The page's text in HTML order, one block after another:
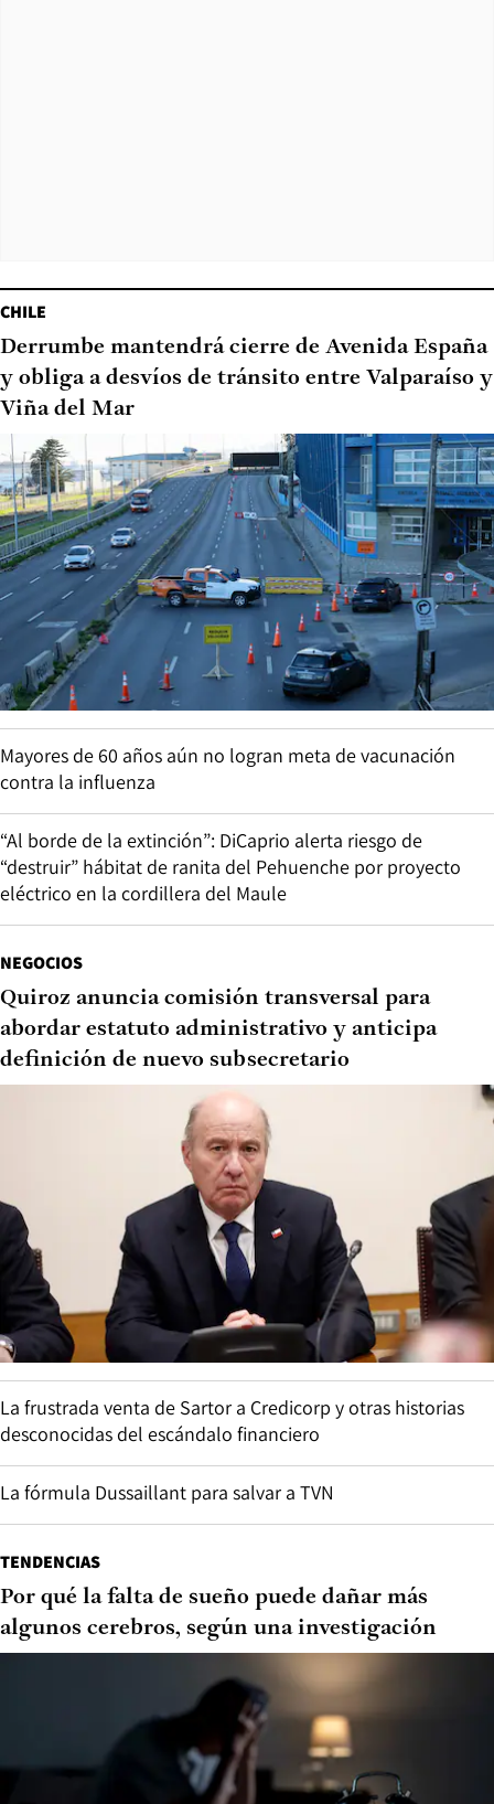
CHILE
Derrumbe mantendrá cierre de Avenida España
y obliga a desvíos de tránsito entre Valparaíso y
Viña del Mar
Mayores de 60 años aún no logran meta de vacunación
contra la influenza
“Al borde de la extinción”: DiCaprio alerta riesgo de
“destruir” hábitat de ranita del Pehuenche por proyecto
eléctrico en la cordillera del Maule
NEGOCIOS
Quiroz anuncia comisión transversal para
abordar estatuto administrativo y anticipa
definición de nuevo subsecretario
La frustrada venta de Sartor a Credicorp y otras historias
desconocidas del escándalo financiero
La fórmula Dussaillant para salvar a TVN
TENDENCIAS
Por qué la falta de sueño puede dañar más
algunos cerebros, según una investigación